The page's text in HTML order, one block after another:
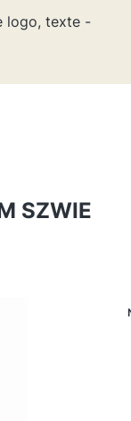
logo, texte -
SZWIE